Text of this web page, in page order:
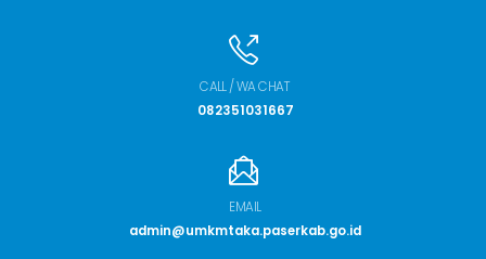
CALL / WA CHAT
082351031667
EMAIL
admin@umkmtaka.paserkab.go.id